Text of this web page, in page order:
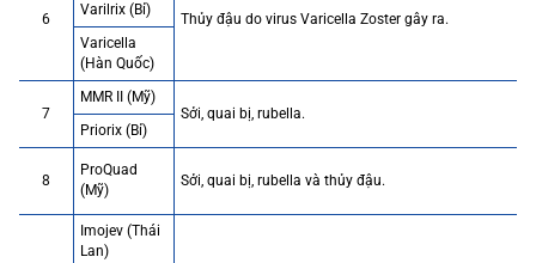
6 Thủy đậu do virus Varicella Zoster gây ra.
Varilrix (Bỉ)
Varicella
(Hàn Quốc)
7
MMR II (Mỹ)
Sởi, quai bị, rubella.
Priorix (Bỉ)
8
ProQuad
(Mỹ)
Sởi, quai bị, rubella và thủy đậu.
Imojev (Thái
Lan)